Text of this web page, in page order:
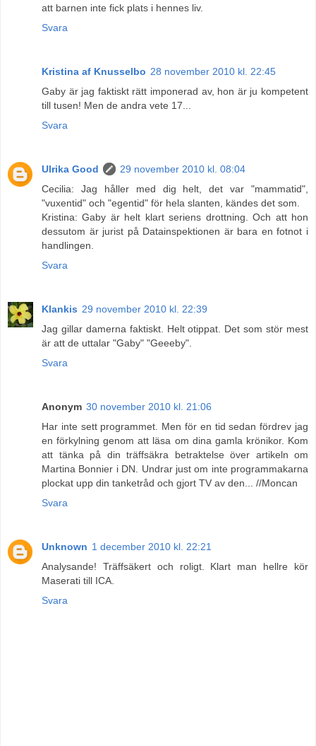
att barnen inte fick plats i hennes liv.
Svara
Kristina af Knusselbo 28 november 2010 kl. 22:45
Gaby är jag faktiskt rätt imponerad av, hon är ju kompetent
till tusen! Men de andra vete 17...
Svara
Ulrika Good
29 november 2010 kl. 08:04
Cecilia: Jag håller med dig helt, det var "mammatid",
"vuxentid" och "egentid" för hela slanten, kändes det som.
Kristina: Gaby är helt klart seriens drottning. Och att hon
dessutom är jurist på Datainspektionen är bara en fotnot i
handlingen.
Svara
Klankis 29 november 2010 kl. 22:39
Jag gillar damerna faktiskt. Helt otippat. Det som stör mest
är att de uttalar "Gaby" "Geeeby".
Svara
Anonym 30 november 2010 kl. 21:06
Har inte sett programmet. Men för en tid sedan fördrev jag
en förkylning genom att läsa om dina gamla krönikor. Kom
att tänka på din träffsäkra betraktelse över artikeln om
Martina Bonnier i DN. Undrar just om inte programmakarna
plockat upp din tanketråd och gjort TV av den... //Moncan
Svara
Unknown 1 december 2010 kl. 22:21
Analysande! Träffsäkert och roligt. Klart man hellre kör
Maserati till ICA.
Svara